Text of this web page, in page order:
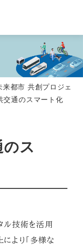
来都市 共創プロジェ
交通のスマート化
ス
ル技術を活用
より「多様な